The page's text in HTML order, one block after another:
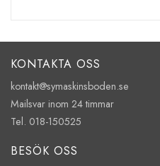
KONTAKTA OSS
kontakt@symaskinsboden.se
Mailsvar inom 24 timmar
Tel. 018-150525
BESÖK OSS